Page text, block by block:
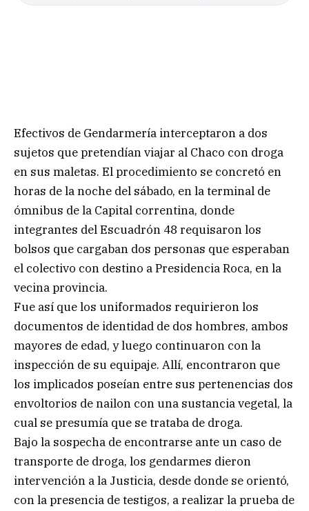
Efectivos de Gendarmería interceptaron a dos
sujetos que pretendían viajar al Chaco con droga
en sus maletas. El procedimiento se concretó en
horas de la noche del sábado, en la terminal de
ómnibus de la Capital correntina, donde
integrantes del Escuadrón 48 requisaron los
bolsos que cargaban dos personas que esperaban
el colectivo con destino a Presidencia Roca, en la
vecina provincia.
Fue así que los uniformados requirieron los
documentos de identidad de dos hombres, ambos
mayores de edad, y luego continuaron con la
inspección de su equipaje. Allí, encontraron que
los implicados poseían entre sus pertenencias dos
envoltorios de nailon con una sustancia vegetal, la
cual se presumía que se trataba de droga.
Bajo la sospecha de encontrarse ante un caso de
transporte de droga, los gendarmes dieron
intervención a la Justicia, desde donde se orientó,
con la presencia de testigos, a realizar la prueba de